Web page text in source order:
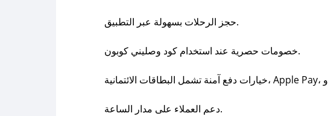
حجز الرحلات بسهولة عبر التطبيق.
خصومات حصرية عند استخدام كود وصليني كوبون.
دعم العملاء على مدار الساعة.